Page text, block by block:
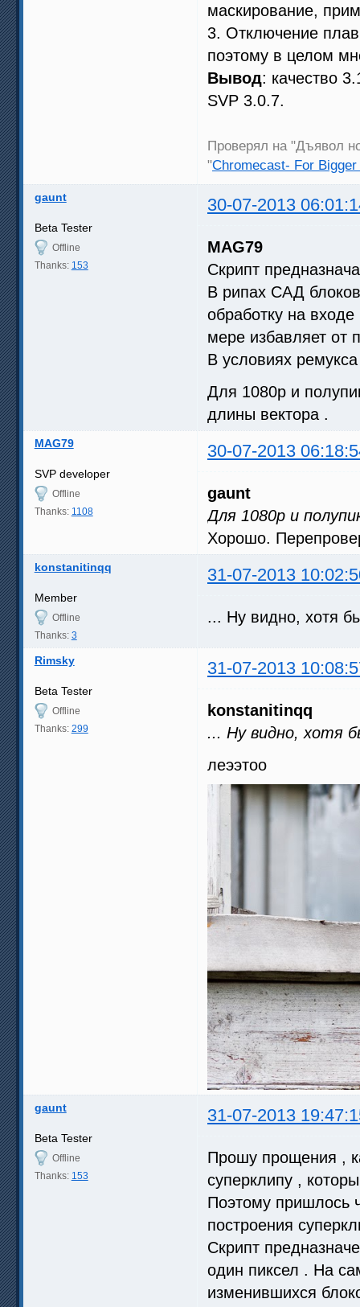
маскирование,
3. Отключение
поэтому в целом
Вывод: качество
SVP 3.0.7.
Проверял на "Дъявол
"Chromecast- For Bigger
gaunt 30-07-2013
Beta Tester
Offline
Thanks: 153
MAG79
Скрипт
В рипах САД
обработку на
мере избавляет от
В условиях
Для 1080р и
длины вектора .
MAG79 30-07-2013
SVP developer
Offline
Thanks: 1108
gaunt
Для 1080р и
Хорошо.
konstanitinqq 31-07-2013
Member
Offline
Thanks: 3
... Ну видно, хотя
Rimsky 31-07-2013
Beta Tester
Offline
Thanks: 299
konstanitinqq
... Ну видно, хотя
леээтоо
gaunt 31-07-2013
Beta Tester
Offline
Thanks: 153
Прошу прощения ,
суперклипу ,
Поэтому пришлось
построения
Скрипт
один пиксел . На
изменившихся